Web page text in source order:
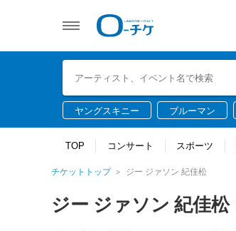
ヤングスキニー ブルーマン
TOP コンサート スポーツ
チケットトップ ジー ジァソン 紀佳松
ジー ジァソン 紀佳松